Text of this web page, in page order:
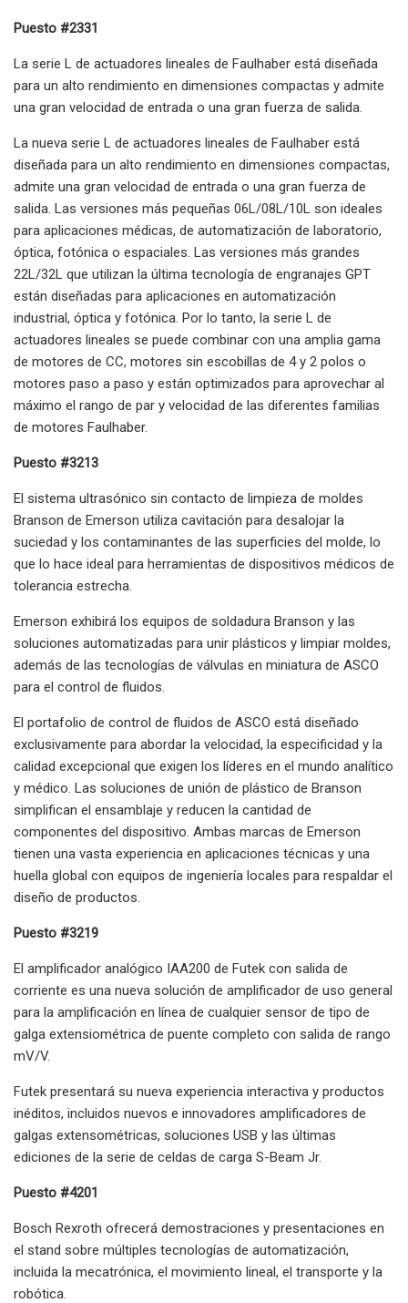
Puesto #2331
La serie L de actuadores lineales de Faulhaber está diseñada
para un alto rendimiento en dimensiones compactas y admite
una gran velocidad de entrada o una gran fuerza de salida.
La nueva serie L de actuadores lineales de Faulhaber está
diseñada para un alto rendimiento en dimensiones compactas,
admite una gran velocidad de entrada o una gran fuerza de
salida. Las versiones más pequeñas 06L/08L/10L son ideales
para aplicaciones médicas, de automatización de laboratorio,
óptica, fotónica o espaciales. Las versiones más grandes
22L/32L que utilizan la última tecnología de engranajes GPT
están diseñadas para aplicaciones en automatización
industrial, óptica y fotónica. Por lo tanto, la serie L de
actuadores lineales se puede combinar con una amplia gama
de motores de CC, motores sin escobillas de 4 y 2 polos o
motores paso a paso y están optimizados para aprovechar al
máximo el rango de par y velocidad de las diferentes familias
de motores Faulhaber.
Puesto #3213
El sistema ultrasónico sin contacto de limpieza de moldes
Branson de Emerson utiliza cavitación para desalojar la
suciedad y los contaminantes de las superficies del molde, lo
que lo hace ideal para herramientas de dispositivos médicos de
tolerancia estrecha.
Emerson exhibirá los equipos de soldadura Branson y las
soluciones automatizadas para unir plásticos y limpiar moldes,
además de las tecnologías de válvulas en miniatura de ASCO
para el control de fluidos.
El portafolio de control de fluidos de ASCO está diseñado
exclusivamente para abordar la velocidad, la especificidad y la
calidad excepcional que exigen los líderes en el mundo analítico
y médico. Las soluciones de unión de plástico de Branson
simplifican el ensamblaje y reducen la cantidad de
componentes del dispositivo. Ambas marcas de Emerson
tienen una vasta experiencia en aplicaciones técnicas y una
huella global con equipos de ingeniería locales para respaldar el
diseño de productos.
Puesto #3219
El amplificador analógico IAA200 de Futek con salida de
corriente es una nueva solución de amplificador de uso general
para la amplificación en línea de cualquier sensor de tipo de
galga extensiométrica de puente completo con salida de rango
mV/V.
Futek presentará su nueva experiencia interactiva y productos
inéditos, incluidos nuevos e innovadores amplificadores de
galgas extensométricas, soluciones USB y las últimas
ediciones de la serie de celdas de carga S-Beam Jr.
Puesto #4201
Bosch Rexroth ofrecerá demostraciones y presentaciones en
el stand sobre múltiples tecnologías de automatización,
incluida la mecatrónica, el movimiento lineal, el transporte y la
robótica.